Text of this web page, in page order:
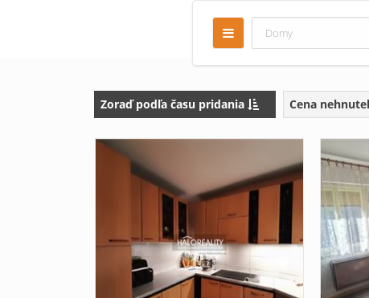
Zoraď podľa času pridania Cena